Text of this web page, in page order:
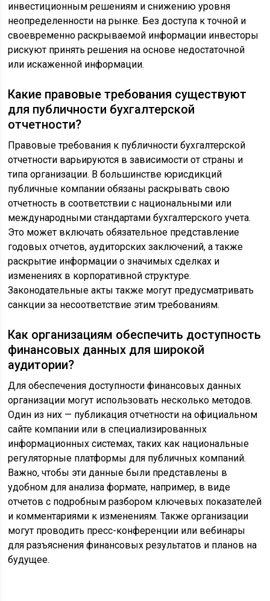
инвестиционным решениям и снижению уровня
неопределенности на рынке. Без доступа к точной и
своевременно раскрываемой информации инвесторы
рискуют принять решения на основе недостаточной
или искаженной информации.
Какие правовые требования существуют
для публичности бухгалтерской
отчетности?
Правовые требования к публичности бухгалтерской
отчетности варьируются в зависимости от страны и
типа организации. В большинстве юрисдикций
публичные компании обязаны раскрывать свою
отчетность в соответствии с национальными или
международными стандартами бухгалтерского учета.
Это может включать обязательное представление
годовых отчетов, аудиторских заключений, а также
раскрытие информации о значимых сделках и
изменениях в корпоративной структуре.
Законодательные акты также могут предусматривать
санкции за несоответствие этим требованиям.
Как организациям обеспечить доступность
финансовых данных для широкой
аудитории?
Для обеспечения доступности финансовых данных
организации могут использовать несколько методов.
Один из них — публикация отчетности на официальном
сайте компании или в специализированных
информационных системах, таких как национальные
регуляторные платформы для публичных компаний.
Важно, чтобы эти данные были представлены в
удобном для анализа формате, например, в виде
отчетов с подробным разбором ключевых показателей
и комментариями к изменениям. Также организации
могут проводить пресс-конференции или вебинары
для разъяснения финансовых результатов и планов на
будущее.